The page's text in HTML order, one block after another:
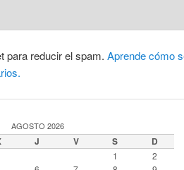
para reducir el spam. Aprende cómo
AGOSTO 2026
J V S D
1 2